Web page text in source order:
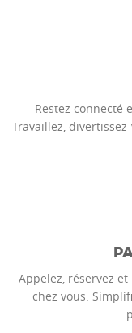
Restez connecté
Travaillez,
Appelez, réservez
chez vous.